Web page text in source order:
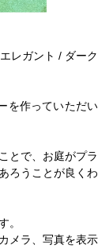
レガント / ダーク
を作っていただい
とで、お庭がプラ
ろうことが良くわ
。
メラ、写真を表示